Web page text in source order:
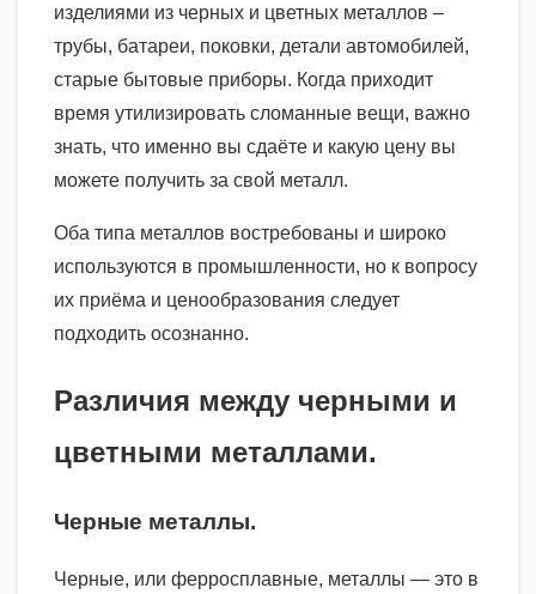
изделиями из черных и цветных металлов –
трубы, батареи, поковки, детали автомобилей,
старые бытовые приборы. Когда приходит
время утилизировать сломанные вещи, важно
знать, что именно вы сдаёте и какую цену вы
можете получить за свой металл.
Оба типа металлов востребованы и широко
используются в промышленности, но к вопросу
их приёма и ценообразования следует
подходить осознанно.
Различия между черными и
цветными металлами.
Черные металлы.
Черные, или ферросплавные, металлы — это в